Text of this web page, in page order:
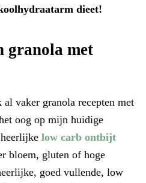
dieet!
granola met
vaker granola recepten met
oog op mijn huidige
low carb ontbijt
bloem, gluten of hoge
goed vullende, low